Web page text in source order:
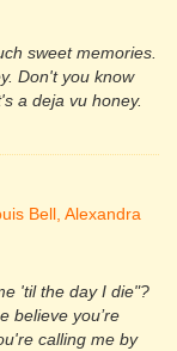
sweet memories.
Don't you know
a deja vu honey.
Bell, Alexandra
'til the day I die"?
believe you’re
calling me by